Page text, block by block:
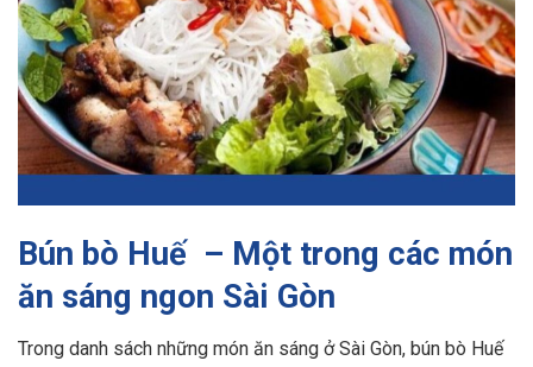
Bún bò Huế – Một trong các món
ăn sáng ngon Sài Gòn
Trong danh sách những món ăn sáng ở Sài Gòn, bún bò Huế